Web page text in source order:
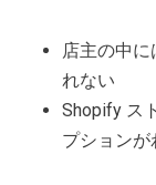
店主の中
れない
Shopify ス
プション